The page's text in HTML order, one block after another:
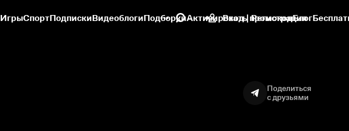
ИгрыСпортПодпискиВидеоблогиПодборкиАктивировать промокодБлог
Вход | Регистрация
Поделиться
с друзьями